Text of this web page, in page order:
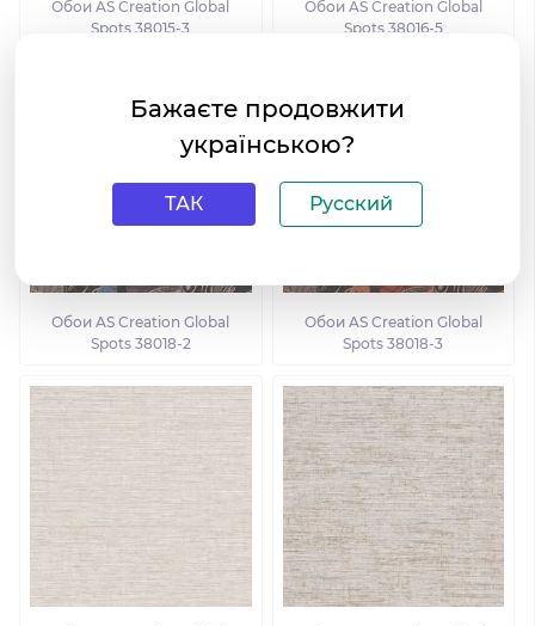
Обои AS Creation Global
Spots 38015-3
Обои AS Creation Global
Spots 38016-5
Обои AS Creation Global
Spots 38018-2
Обои AS Creation Global
Spots 38018-3
Бажаєте продовжити
українською?
ТАК Русский